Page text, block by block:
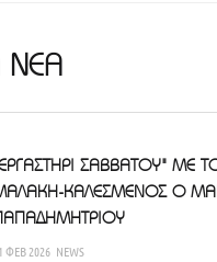
ΝΕΑ
ΣΑΒΒΑΤΟΥ" ΜΕ
ΚΑΛΕΣΜΕΝΟΣ Ο
ΦΕΒ 2026 NEWS